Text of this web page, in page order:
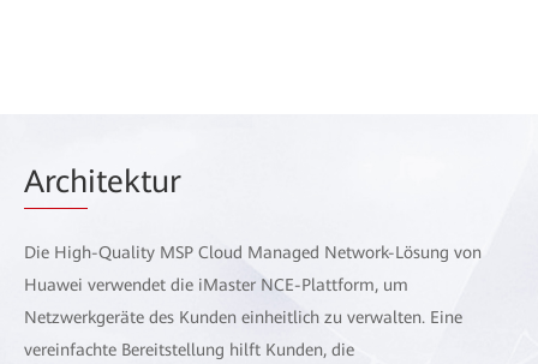
Architektur
Die High-Quality MSP Cloud Managed Network-Lösung von
Huawei verwendet die iMaster NCE-Plattform, um
Netzwerkgeräte des Kunden einheitlich zu verwalten. Eine
vereinfachte Bereitstellung hilft Kunden, die